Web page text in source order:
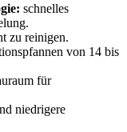
schnelles
zu reinigen.
von 14 bis
für
niedrigere